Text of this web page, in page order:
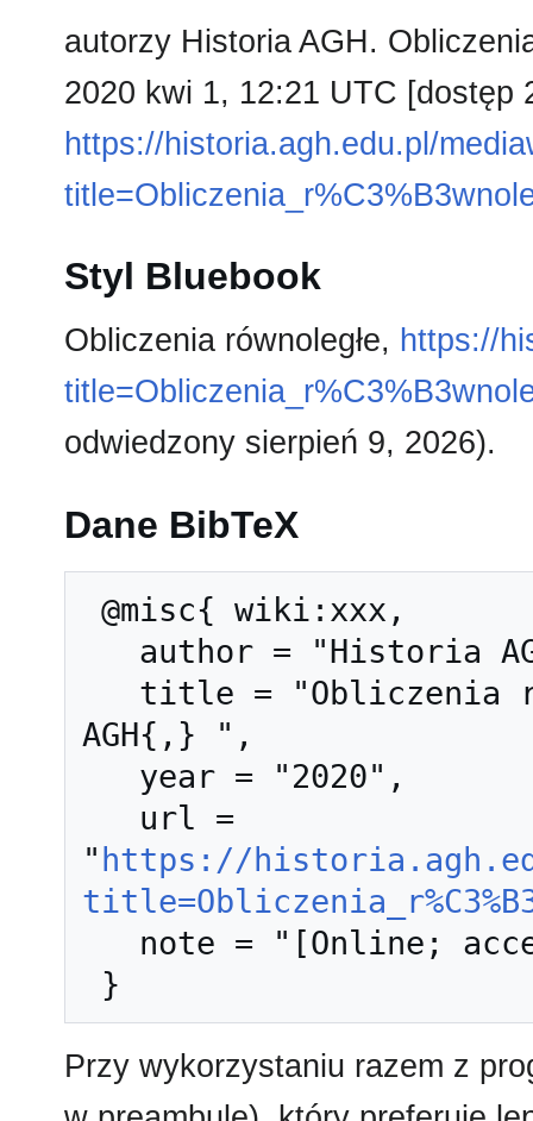
autorzy Historia AGH.
2020 kwi 1, 12:21 UTC [dostęp
https://historia.agh.edu.pl/
Styl Bluebook
Obliczenia równoległe, https://
odwiedzony sierpień 9, 2026).
Dane BibTeX
AGH{,} ",
" https://
Przy wykorzystaniu razem z